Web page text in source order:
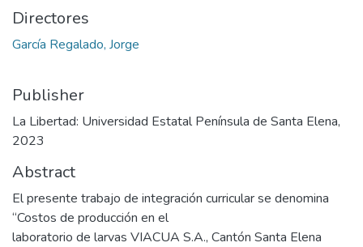
Directores
García Regalado, Jorge
Publisher
La Libertad: Universidad Estatal Península de Santa Elena,
2023
Abstract
El presente trabajo de integración curricular se denomina
“Costos de producción en el
laboratorio de larvas VIACUA S.A., Cantón Santa Elena